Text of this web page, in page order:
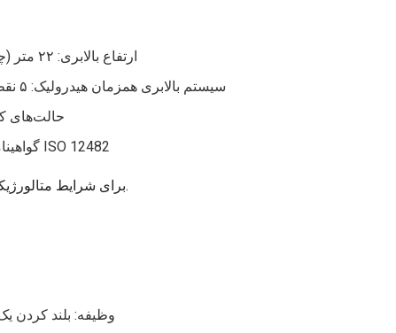
ارتفاع بالابری: ۲۲ متر (چرخ دستی اصلی)، ۲۴ متر (چرخ دستی کمکی)
سیستم بالابری همزمان هیدرولیک: ۵ نقطه بالابری، خطای همگام‌سازی ≤۰.۱ میلی‌متر
حالت‌های
استانداردها: کد طراحی GB/T 3811، گواهینامه ایمنی ISO 12482
برای شرایط متالورژیکی با دمای بالا و گرد و غبار سنگین طراحی شده است.
وظیفه: بلند کردن یک پاتیل ۱۸۰ تنی (قطر ۳.۵